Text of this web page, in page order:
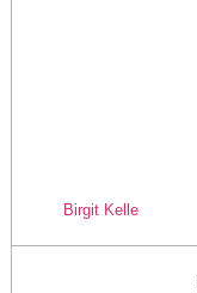
Birgit Kelle